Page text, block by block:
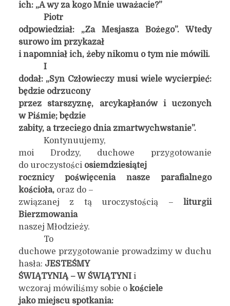
ich: „A wy za kogo Mnie uważacie?”
Piotr
odpowiedział: „Za Mesjasza Bożego”. Wtedy
surowo im przykazał
i napomniał ich, żeby nikomu o tym nie mówili.
I
dodał: „Syn Człowieczy musi wiele wycierpieć:
będzie odrzucony
przez starszyznę, arcykapłanów i uczonych
w Piśmie; będzie
zabity, a trzeciego dnia zmartwychwstanie”.
Kontynuujemy,
moi Drodzy, duchowe przygotowanie
do uroczystości osiemdziesiątej
rocznicy poświęcenia nasze parafialnego
kościoła,oraz do –
związanej z tą uroczystością –liturgii
Bierzmowania
naszej Młodzieży.
To
duchowe przygotowanie prowadzimy w duchu
hasła: JESTEŚMY
ŚWIĄTYNIĄ – W ŚWIĄTYNI i
wczoraj mówiliśmy sobie o kościele
jako miejscu spotkania: